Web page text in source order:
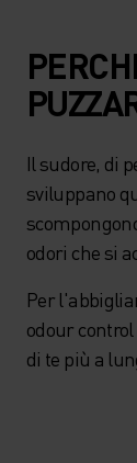
Il sudore, di
sviluppano
odori che si
Per
odour
di te più a